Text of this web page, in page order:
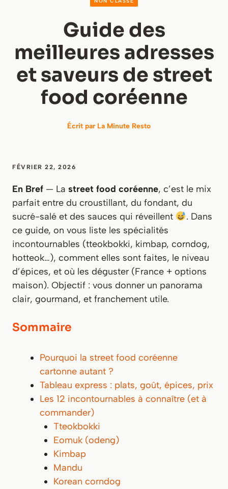
Guide des
meilleures adresses
et saveurs de street
food coréenne
Écrit par La Minute Resto
FÉVRIER 22, 2026
En Bref — La street food coréenne, c’est le mix
parfait entre du croustillant, du fondant, du
sucré-salé et des sauces qui réveillent
. Dans
ce guide, on vous liste les spécialités
incontournables (tteokbokki, kimbap, corndog,
hotteok…), comment elles sont faites, le niveau
d’épices, et où les déguster (France + options
maison). Objectif : vous donner un panorama
clair, gourmand, et franchement utile.
Sommaire
Pourquoi la street food coréenne
cartonne autant ?
Tableau express : plats, goût, épices, prix
Les 12 incontournables à connaître (et à
commander)
Tteokbokki
Eomuk (odeng)
Kimbap
Mandu
Korean corndog